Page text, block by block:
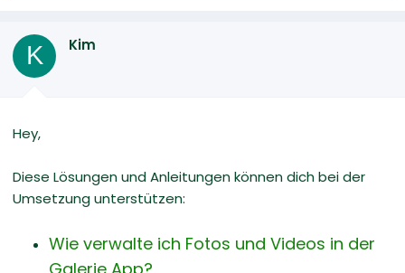
t
i
K Kim
Hey,
Diese Lösungen und Anleitungen können dich bei der
Umsetzung unterstützen:
Wie verwalte ich Fotos und Videos in der